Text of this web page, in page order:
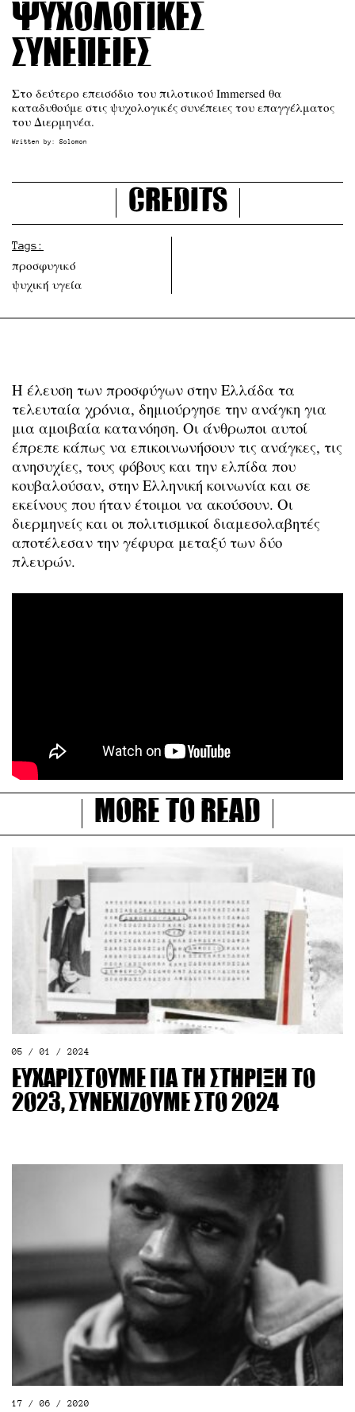
Ψυχολογικές
Συνέπειες
Στο δεύτερο επεισόδιο του πιλοτικού Immersed θα
καταδυθούμε στις ψυχολογικές συνέπειες του επαγγέλματος
του Διερμηνέα.
Written by: Solomon
Credits
Tags:
προσφυγικό
ψυχική υγεία
H έλευση των προσφύγων στην Ελλάδα τα
τελευταία χρόνια, δημιούργησε την ανάγκη για
μια αμοιβαία κατανόηση. Οι άνθρωποι αυτοί
έπρεπε κάπως να επικοινωνήσουν τις ανάγκες, τις
ανησυχίες, τους φόβους και την ελπίδα που
κουβαλούσαν, στην Ελληνική κοινωνία και σε
εκείνους που ήταν έτοιμοι να ακούσουν. Οι
διερμηνείς και οι πολιτισμικοί διαμεσολαβητές
αποτέλεσαν την γέφυρα μεταξύ των δύο
πλευρών.
More to read
05 / 01 / 2024
Ευχαριστούμε για τη στήριξη το
2023, συνεχίζουμε στο 2024
17 / 06 / 2020